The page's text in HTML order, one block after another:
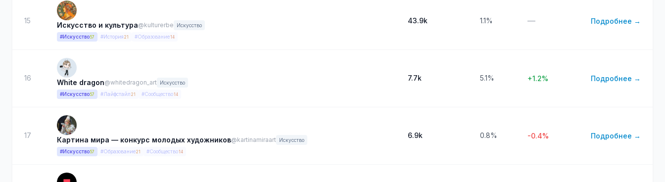
15
Искусство и культура@kulturerbe
Искусство
#Искусство57 #История 21 #Образование14
43.9k 1.1% — Подробнее →
16
White dragon@whitedragon_art Искусство
#Искусство57 #Лайфстайл 21 #Сообщество14
7.7k 5.1% +1.2% Подробнее →
17
Картина мира — конкурс молодых художников@kartinamiraart Искусство
#Искусство57 #Образование21 #Сообщество14
6.9k 0.8% -0.4% Подробнее →